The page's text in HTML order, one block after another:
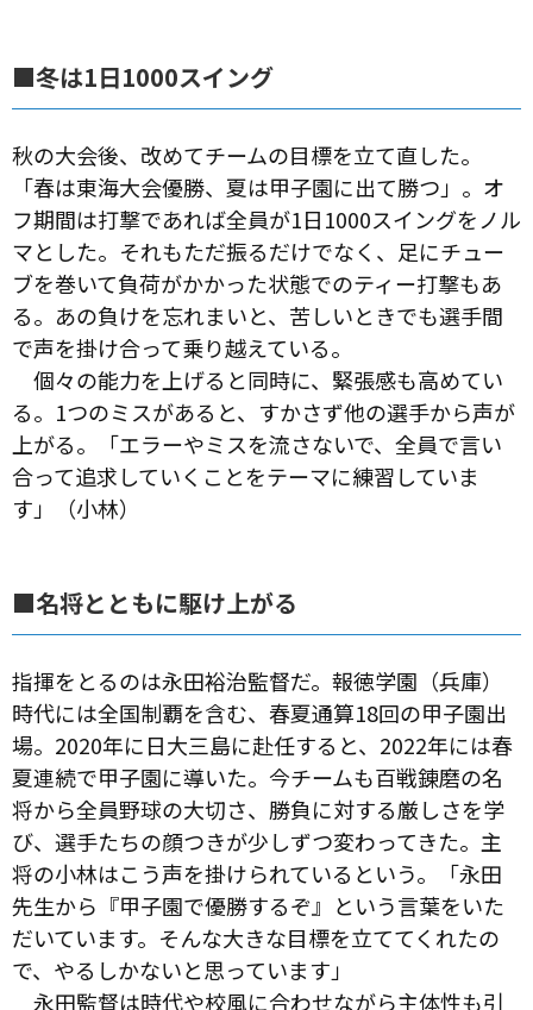
■冬は1日1000スイング
秋の大会後、改めてチームの目標を立て直した。
「春は東海大会優勝、夏は甲子園に出て勝つ」。オ
フ期間は打撃であれば全員が1日1000スイングをノル
マとした。それもただ振るだけでなく、足にチュー
ブを巻いて負荷がかかった状態でのティー打撃もあ
る。あの負けを忘れまいと、苦しいときでも選手間
で声を掛け合って乗り越えている。
個々の能力を上げると同時に、緊張感も高めてい
る。1つのミスがあると、すかさず他の選手から声が
上がる。「エラーやミスを流さないで、全員で言い
合って追求していくことをテーマに練習していま
す」（小林）
■名将とともに駆け上がる
指揮をとるのは永田裕治監督だ。報徳学園（兵庫）
時代には全国制覇を含む、春夏通算18回の甲子園出
場。2020年に日大三島に赴任すると、2022年には春
夏連続で甲子園に導いた。今チームも百戦錬磨の名
将から全員野球の大切さ、勝負に対する厳しさを学
び、選手たちの顔つきが少しずつ変わってきた。主
将の小林はこう声を掛けられているという。「永田
先生から『甲子園で優勝するぞ』という言葉をいた
だいています。そんな大きな目標を立ててくれたの
で、やるしかないと思っています」
永田監督は時代や校風に合わせながら主体性も引